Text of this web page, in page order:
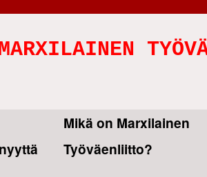
Mikä on Marxilainen
Työväenliitto?